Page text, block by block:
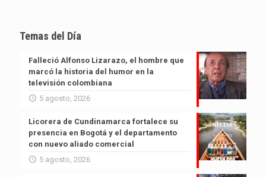
Temas del Día
Falleció Alfonso Lizarazo, el hombre que
marcó la historia del humor en la
televisión colombiana
5 agosto, 2026
Licorera de Cundinamarca fortalece su
presencia en Bogotá y el departamento
con nuevo aliado comercial
5 agosto, 2026